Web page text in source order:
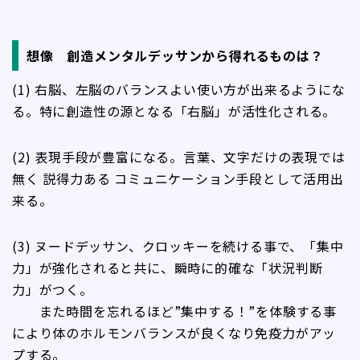
想像 創造メンタルデッサンから得れるものは？
(1) 右脳、左脳のバランスよい使い方が出来るようにな
る。特に創造性の源となる「右脳」が活性化される。
(2) 表現手段が豊富になる。言葉、文字だけの表現では
無く 説得力ある コミュニケーション手段として活用出
来る。
(3) ヌードデッサン、クロッキーを続ける事で、「集中
力」が強化されると共に、瞬時に的確な「状況判断
力」がつく。
また時間を忘れるほど”集中する！”を体験する事
により体のホルモンバランスが良くなり免疫力がアッ
プする。